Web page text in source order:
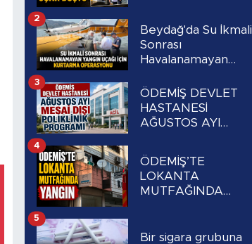
Beydağ'da Su İkmali
Sonrası
Havalanamayan
Kurtarma
Operasyonu
2
ÖDEMİŞ DEVLET
HASTANESİ
AĞUSTOS AYI
POLİKLİNİK
PROGRAMI
3
ÖDEMİŞ’TE
LOKANTA
MUTFAĞINDA
4
Bir sigara grubuna
5